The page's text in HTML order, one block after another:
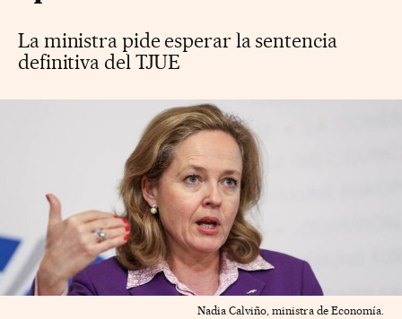
La ministra pide esperar la sentencia
definitiva del TJUE
Nadia Calviño, ministra de Economía.